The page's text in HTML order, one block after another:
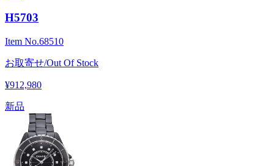
H5703
Item No.68510
お取寄せ/Out Of Stock
¥912,980
新品